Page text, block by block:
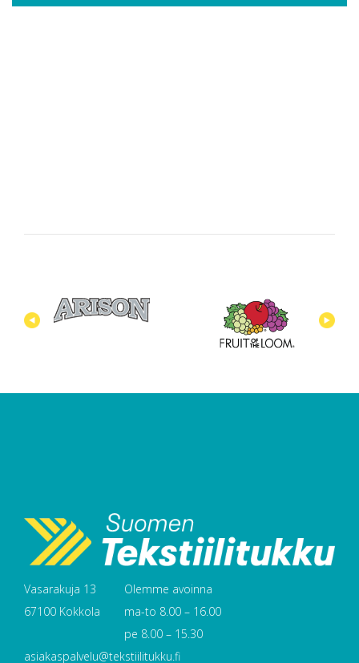
Vasarakuja 13
67100 Kokkola
Olemme avoinna
ma-to 8.00 – 16.00
pe 8.00 – 15.30
asiakaspalvelu@tekstiilitukku.fi